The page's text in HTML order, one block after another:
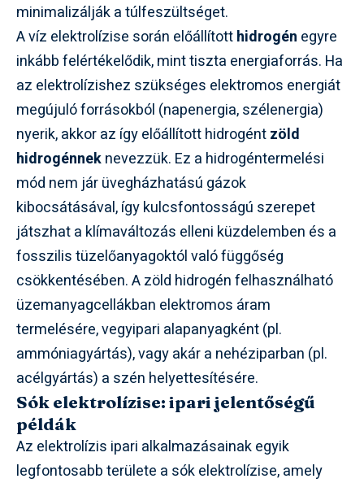
minimalizálják a túlfeszültséget.
A víz elektrolízise során előállítotthidrogén egyre
inkább felértékelődik, mint tiszta energiaforrás. Ha
az elektrolízishez szükséges elektromos energiát
megújuló forrásokból (napenergia, szélenergia)
nyerik, akkor az így előállított hidrogéntzöld
hidrogénneknevezzük. Ez a hidrogéntermelési
mód nem jár üvegházhatású gázok
kibocsátásával, így kulcsfontosságú szerepet
játszhat a klímaváltozás elleni küzdelemben és a
fosszilis tüzelőanyagoktól való függőség
csökkentésében. A zöld hidrogén felhasználható
üzemanyagcellákban elektromos áram
termelésére, vegyipari alapanyagként (pl.
ammóniagyártás), vagy akár a nehéziparban (pl.
acélgyártás) a szén helyettesítésére.
Sók elektrolízise: ipari jelentőségű
példák
Az elektrolízis ipari alkalmazásainak egyik
legfontosabb területe a sók elektrolízise, amely